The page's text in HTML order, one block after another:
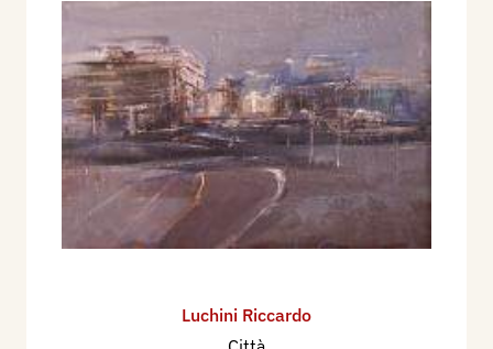
Luchini Riccardo